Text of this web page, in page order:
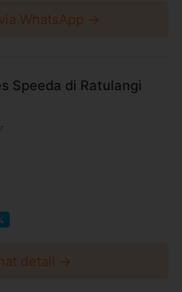
WhatsApp →
Speeda di Ratulangi
detail →